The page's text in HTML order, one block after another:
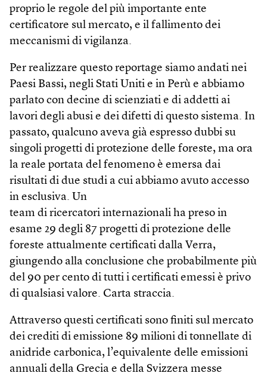
proprio le regole del più importante ente
certificatore sul mercato, e il fallimento dei
meccanismi di vigilanza.
Per realizzare questo reportage siamo andati nei
Paesi Bassi, negli Stati Uniti e in Perù e abbiamo
parlato con decine di scienziati e di addetti ai
lavori degli abusi e dei difetti di questo sistema. In
passato, qualcuno aveva già espresso dubbi su
singoli progetti di protezione delle foreste, ma ora
la reale portata del fenomeno è emersa dai
risultati di due studi a cui abbiamo avuto accesso
in esclusiva. Un
team di ricercatori internazionali ha preso in
esame 29 degli 87 progetti di protezione delle
foreste attualmente certificati dalla Verra,
giungendo alla conclusione che probabilmente più
del 90 per cento di tutti i certificati emessi è privo
di qualsiasi valore. Carta straccia.
Attraverso questi certificati sono finiti sul mercato
dei crediti di emissione 89 milioni di tonnellate di
anidride carbonica, l’equivalente delle emissioni
annuali della Grecia e della Svizzera messe